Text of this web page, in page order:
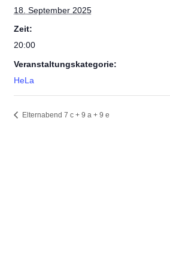
18. September 2025
Zeit:
20:00
Veranstaltungskategorie:
HeLa
Elternabend 7 c + 9 a + 9 e